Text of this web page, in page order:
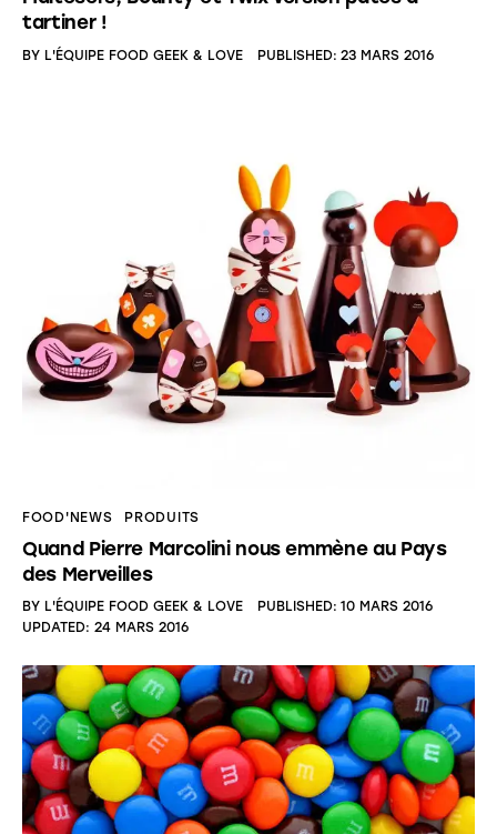
tartiner !
BY L'ÉQUIPE FOOD GEEK & LOVE PUBLISHED: 23 MARS 2016
FOOD'NEWS PRODUITS
Quand Pierre Marcolini nous emmène au Pays
des Merveilles
BY L'ÉQUIPE FOOD GEEK & LOVE PUBLISHED: 10 MARS 2016
UPDATED: 24 MARS 2016